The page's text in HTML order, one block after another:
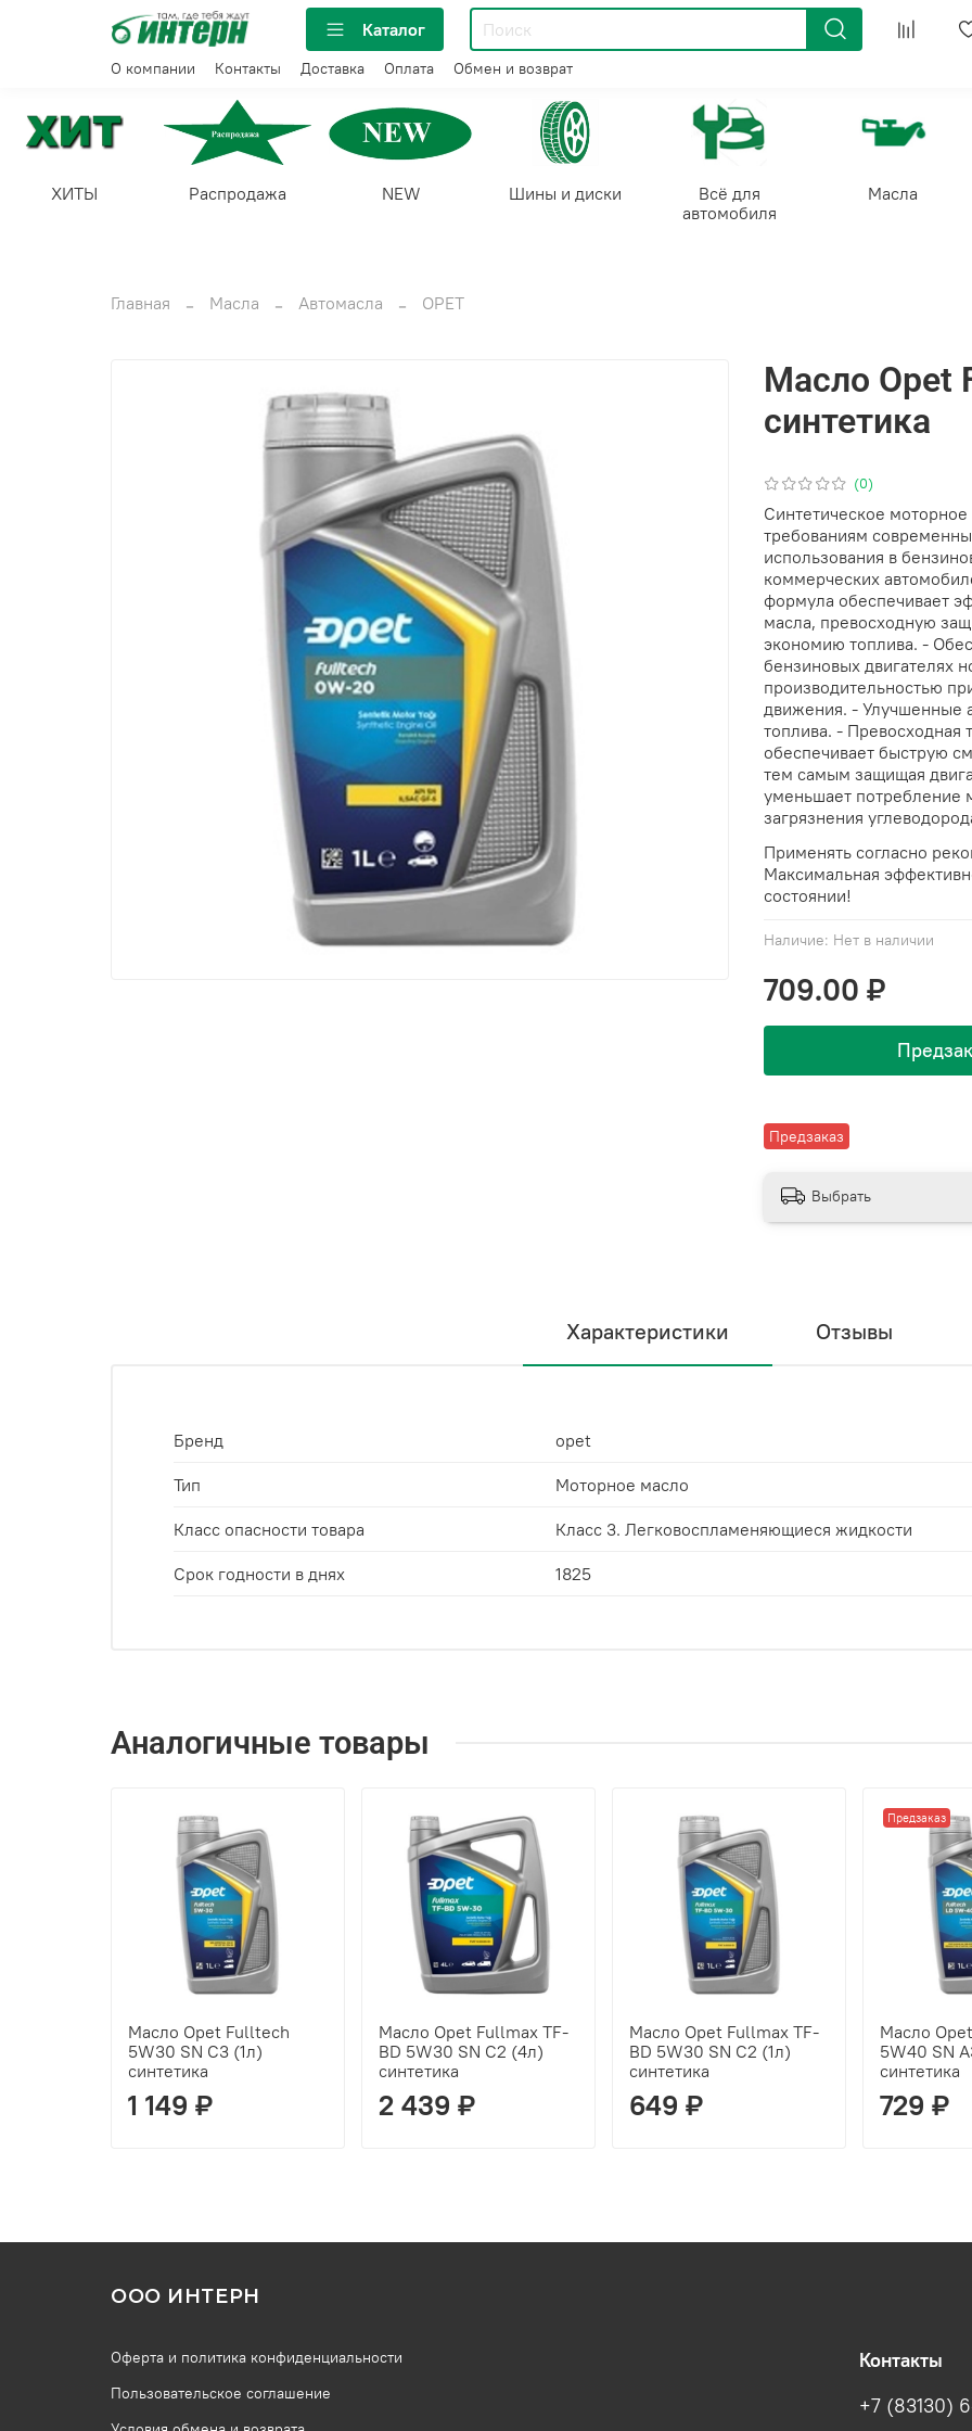
Каталог
О компании Контакты Доставка Оплата Обмен и возврат
ХИТЫ Распродажа NEW Шины и диски
Всё для
автомобиля
Масла
Главная Масла Автомасла OPET
(0)
Наличие: Нет в наличии
Предзаказ
Масло Opet
синтетика
709.00 ₽
Синтетическое
требованиям
использования в
коммерческих
формула обеспечивает
масла, превосходную
экономию топлива. -
бензиновых двигателях
производительностью
движения. - Улучшенные
топлива. - Превосходная
обеспечивает быструю
тем самым защищая
уменьшает потребление
загрязнения
Применять согласно
Максимальная
состоянии!
Выбрать
Характеристики Отзывы
Бренд opet
Тип Моторное масло
Класс опасности товара Класс 3. Легковоспламеняющиеся жидкости
Срок годности в днях 1825
Аналогичные товары
Масло Opet Fulltech
5W30 SN C3 (1л)
синтетика
1 149 ₽
Масло Opet Fullmax TF-
BD 5W30 SN C2 (4л)
синтетика
2 439 ₽
Масло Opet Fullmax TF-
BD 5W30 SN C2 (1л)
синтетика
649 ₽
Предзаказ
Масло
5W40 SN
синтетика
729 ₽
ООО ИНТЕРН
Оферта и политика конфиденциальности
Пользовательское соглашение
Контакты
+7 (83130)